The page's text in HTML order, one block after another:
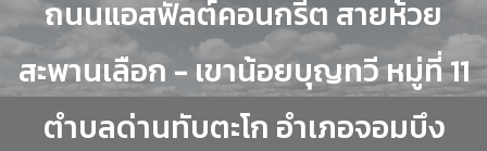
ถนนแอสฟัลต์คอนกรีต สายห้วย
สะพานเลือก - เขาน้อยบุญทวี หมู่ที่ 11
ตำบลด่านทับตะโก อำเภอจอมบึง